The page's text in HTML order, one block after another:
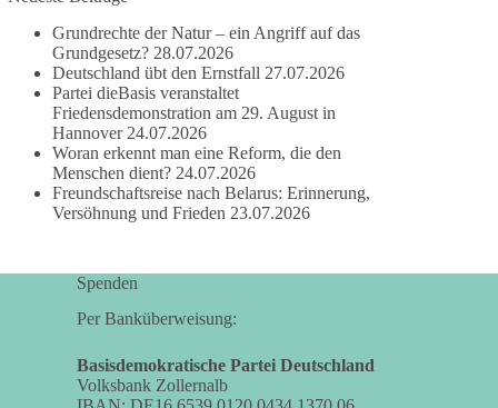
#dieBasis #Landtagswahl #SachsenAnhalt
#DeineStimmezählt #jetztunterstützen
58 6 14 Auf Facebook ansehen
DieBasis
2 Tage(n) zuvor
🔎 Über 100-mal keine Antwort.
Anthony Fauci, Immunologe und Berater des
Anhörung des US-Senats auf mehr als 100
Fragen die Aussage verweigert. Die juristische
Grundrechte der Natur – ein Angriff auf das
Grundgesetz? 28.07.2026
Deutschland übt den Ernstfall 27.07.2026
Partei dieBasis veranstaltet
Friedensdemonstration am 29. August in
Hannover 24.07.2026
Woran erkennt man eine Reform, die den
Menschen dient? 24.07.2026
Freundschaftsreise nach Belarus: Erinnerung,
Versöhnung und Frieden 23.07.2026
Spenden
Per Banküberweisung:
Basisdemokratische Partei Deutschland
Volksbank Zollernalb